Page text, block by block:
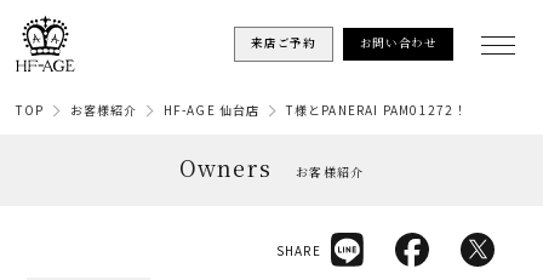
来店ご予約 お問い合わせ
TOP お客様紹介 HF-AGE 仙台店 T様とPANERAI PAM01272！
Owners お客様紹介
SHARE